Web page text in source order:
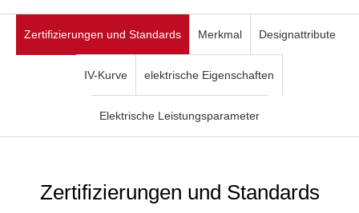
Zertifizierungen und Standards Merkmal Designattribute
IV-Kurve elektrische Eigenschaften
Elektrische Leistungsparameter
Zertifizierungen und Standards